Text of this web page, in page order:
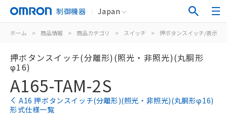
制御機器 Japan
ホーム > 商品情報 > 商品カテゴリ > スイッチ > 押ボタンスイッチ/表示灯
押ボタンスイッチ(分離形)(照光・非照光)(丸胴形
φ16)
A165-TAM-2S
A16 押ボタンスイッチ(分離形)(照光・非照光)(丸胴形φ16)
形式仕様一覧